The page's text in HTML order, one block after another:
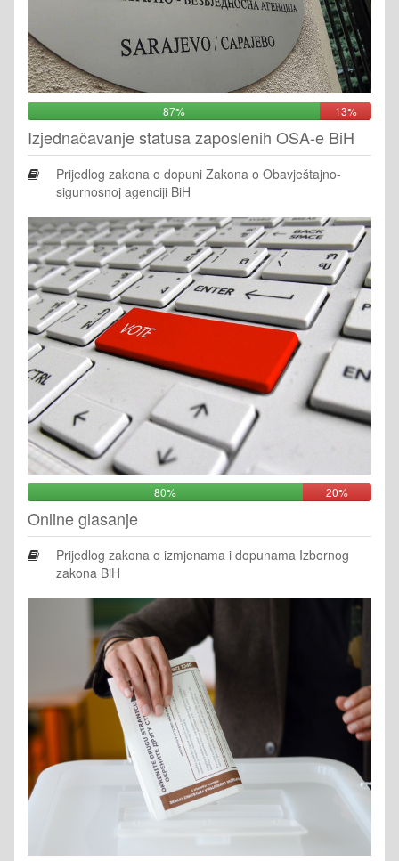
87% 13%
Izjednačavanje statusa zaposlenih OSA-e BiH
Prijedlog zakona o dopuni Zakona o Obavještajno-
sigurnosnoj agenciji BiH
80% 20%
Online glasanje
Prijedlog zakona o izmjenama i dopunama Izbornog
zakona BiH